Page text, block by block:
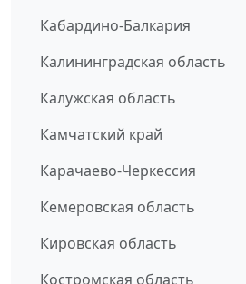
Кабардино-Балкария
Калининградская область
Калужская область
Камчатский край
Карачаево-Черкессия
Кемеровская область
Кировская область
Костромская область